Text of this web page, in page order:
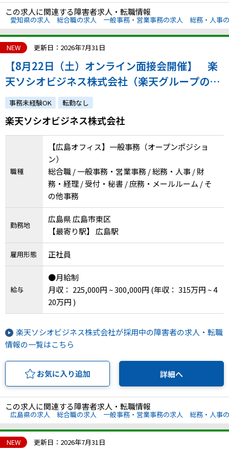
この求人に関連する障害者求人・転職情報
愛知県の求人 総合職の求人 一般事務・営業事務の求人 総務・人事
NEW 更新日：2026年7月31日
【8月22日（土）オンライン面接会開催】 楽
天ソシオビジネス株式会社（楽天グループの特
例子会社◎障害の有無にかかわらずチャレンジ
できます）
事務未経験OK 転勤なし
楽天ソシオビジネス株式会社
職種
【広島オフィス】一般事務（オープンポジショ
ン）
総合職 / 一般事務・営業事務 / 総務・人事 / 財
務・経理 / 受付・秘書 / 庶務・メールルーム / そ
の他事務
勤務地
広島県 広島市東区
【最寄り駅】 広島駅
雇用形態 正社員
給与
●月給制
月収： 225,000円 ~ 300,000円 (年収： 315万円 ~ 4
20万円 )
楽天ソシオビジネス株式会社が採用中の障害者の求人・転職
情報の一覧はこちら
お気に入り追加 詳細へ
この求人に関連する障害者求人・転職情報
広島県の求人 総合職の求人 一般事務・営業事務の求人 総務・人事
NEW 更新日：2026年7月31日